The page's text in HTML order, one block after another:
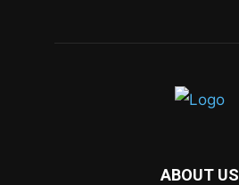
ABOUT US